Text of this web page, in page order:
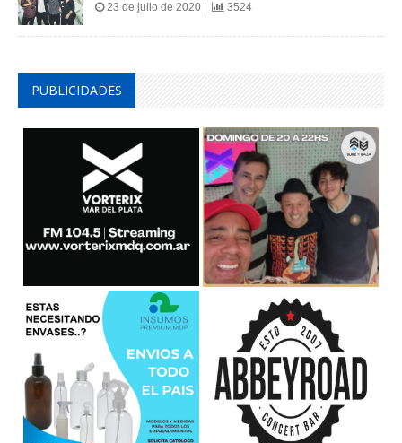
23 de julio de 2020 | 3524
PUBLICIDADES